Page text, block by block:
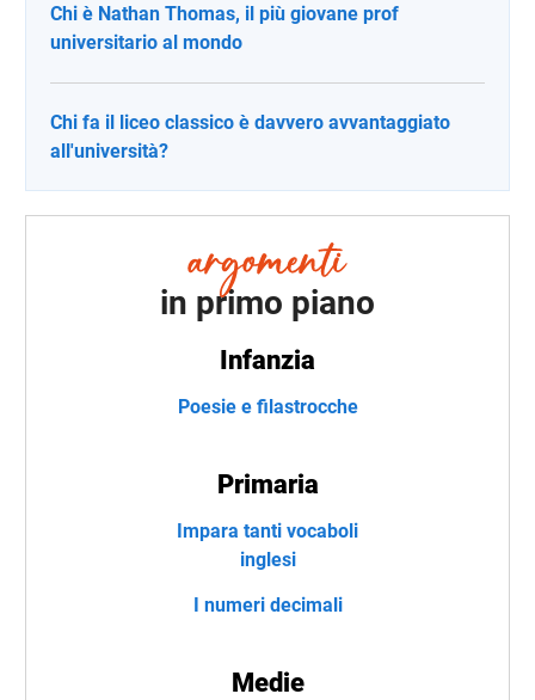
Chi è Nathan Thomas, il più giovane prof
universitario al mondo
Chi fa il liceo classico è davvero avvantaggiato
all'università?
in primo piano
Infanzia
Poesie e filastrocche
Primaria
Impara tanti vocaboli
inglesi
I numeri decimali
Medie